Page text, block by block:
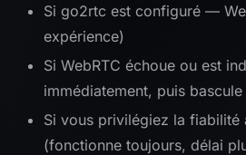
Si go2rtc est configuré —
expérience)
Si WebRTC échoue ou est
immédiatement, puis
Si vous privilégiez la
(fonctionne toujours, délai